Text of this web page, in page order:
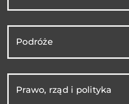
Podróże
Prawo, rząd i polityka